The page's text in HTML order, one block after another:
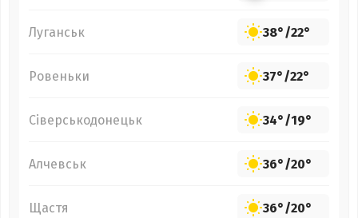
Луганськ 38°/22°
Ровеньки 37°/22°
Сіверськодонецьк 34°/19°
Алчевськ 36°/20°
Щастя 36°/20°